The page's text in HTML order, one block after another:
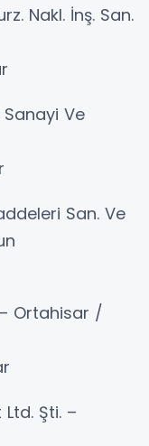
Nakl. İnş. San.
Sanayi Ve
San. Ve
– Ortahisar /
Şti. –